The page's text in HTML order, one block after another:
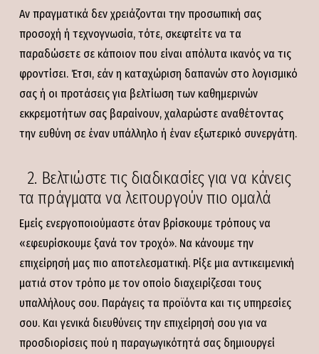
Αν πραγματικά δεν χρειάζονται την προσωπική σας
προσοχή ή τεχνογνωσία, τότε, σκεφτείτε να τα
παραδώσετε σε κάποιον που είναι απόλυτα ικανός να τις
φροντίσει. Έτσι, εάν η καταχώριση δαπανών στο λογισμικό
σας ή οι προτάσεις για βελτίωση των καθημερινών
εκκρεμοτήτων σας βαραίνουν, χαλαρώστε αναθέτοντας
την ευθύνη σε έναν υπάλληλο ή έναν εξωτερικό συνεργάτη.
2. Βελτιώστε τις διαδικασίες για να κάνεις
τα πράγματα να λειτουργούν πιο ομαλά
Εμείς ενεργοποιούμαστε όταν βρίσκουμε τρόπους να
«εφευρίσκουμε ξανά τον τροχό». Να κάνουμε την
επιχείρησή μας πιο αποτελεσματική. Ρίξε μια αντικειμενική
ματιά στον τρόπο με τον οποίο διαχειρίζεσαι τους
υπαλλήλους σου. Παράγεις τα προϊόντα και τις υπηρεσίες
σου. Και γενικά διευθύνεις την επιχείρησή σου για να
προσδιορίσεις πού η παραγωγικότητά σας δημιουργεί